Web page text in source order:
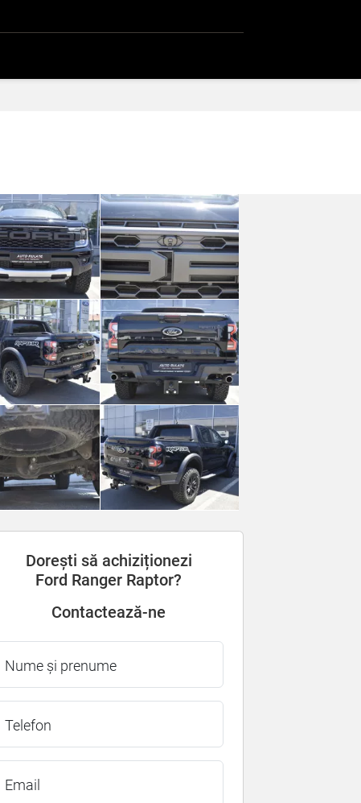
Dorești să achiziționezi
Ford Ranger Raptor?
Contactează-ne
Nume și prenume
Telefon
Email